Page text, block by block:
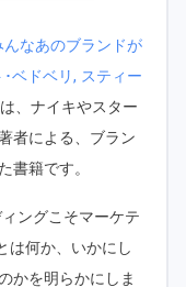
なあのブランドが
ベドベリ, スティー
は、ナイキやスター
者による、ブラン
書籍です。
ングこそマーケテ
は何か、いかにし
かを明らかにしま